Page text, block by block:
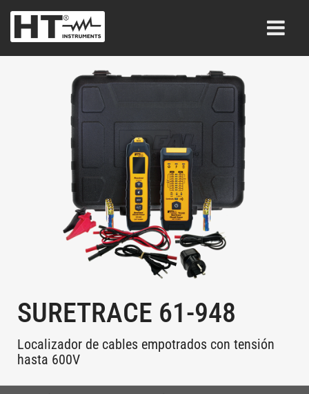
SURETRACE 61-948
Localizador de cables empotrados con tensión
hasta 600V